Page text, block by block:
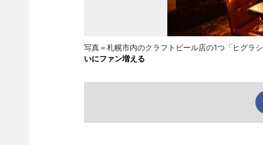
写真＝札幌市内のクラフトビール店の1つ「ヒグラ
いにファン増える